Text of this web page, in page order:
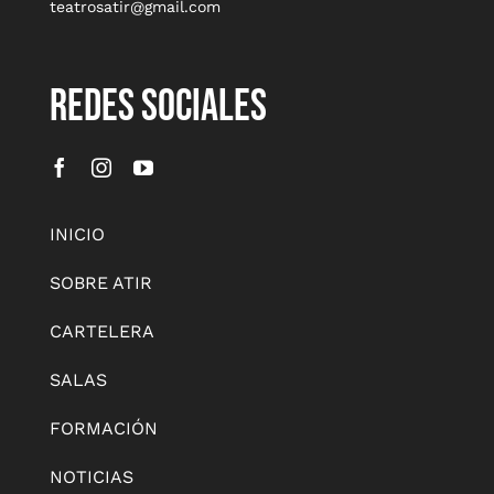
teatrosatir@gmail.com
REDES SOCIALES
INICIO
SOBRE ATIR
CARTELERA
SALAS
FORMACIÓN
NOTICIAS